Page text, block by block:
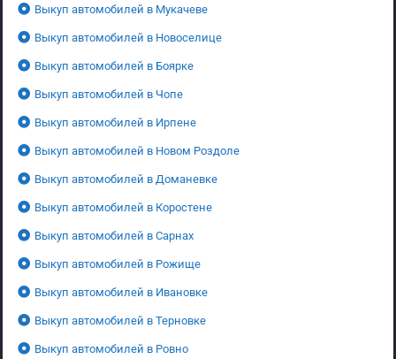
Выкуп автомобилей в Мукачеве
Выкуп автомобилей в Новоселице
Выкуп автомобилей в Боярке
Выкуп автомобилей в Чопе
Выкуп автомобилей в Ирпене
Выкуп автомобилей в Новом Роздоле
Выкуп автомобилей в Доманевке
Выкуп автомобилей в Коростене
Выкуп автомобилей в Сарнах
Выкуп автомобилей в Рожище
Выкуп автомобилей в Ивановке
Выкуп автомобилей в Терновке
Выкуп автомобилей в Ровно